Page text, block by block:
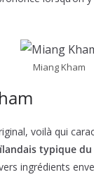
Miang Kham
voilà qui
typique
ingrédients